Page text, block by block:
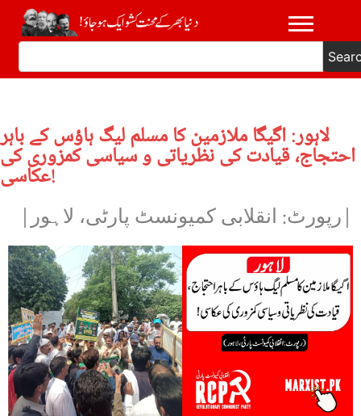
لاہور: اگیگا ملازمین کا مسلم لیگ ہاؤس کے باہر
احتجاج، قیادت کی نظریاتی و سیاسی کمزوری کی
عکاسی!
|رپورٹ: انقلابی کمیونسٹ پارٹی، لاہور|